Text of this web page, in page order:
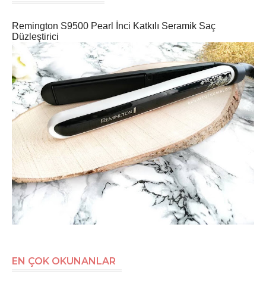
Remington S9500 Pearl İnci Katkılı Seramik Saç
Düzleştirici
EN ÇOK OKUNANLAR